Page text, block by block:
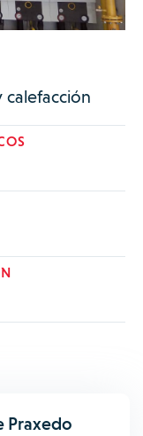
calefacción
Praxedo